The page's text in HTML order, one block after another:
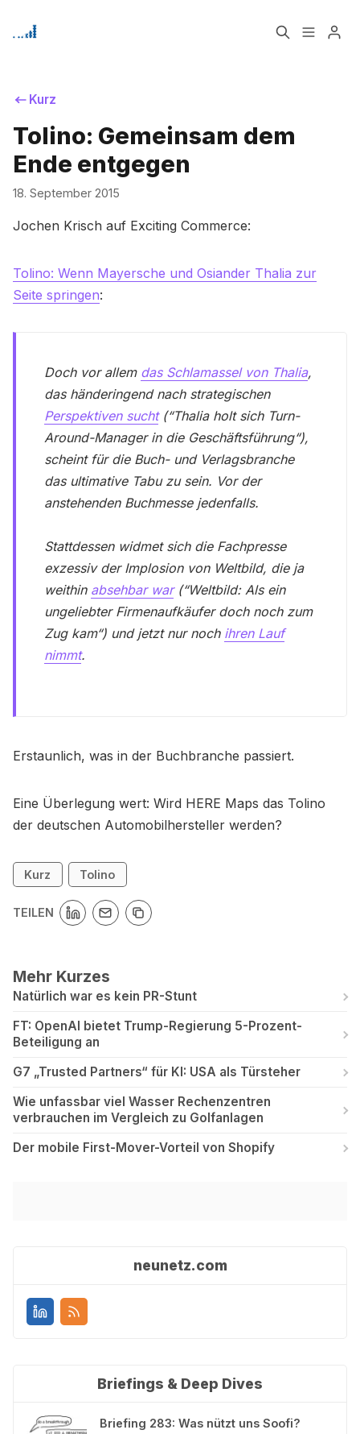
Home
Bitte geben Sie mindestens 3 Zeichen ein
Kurz
Tolino: Gemeinsam dem
Ende entgegen
18. September 2015
Jochen Krisch auf Exciting Commerce:
Tolino: Wenn Mayersche und Osiander Thalia zur
Seite springen:
Doch vor allem das Schlamassel von Thalia,
das händeringend nach strategischen
Perspektiven sucht(“Thalia holt sich Turn-
Around-Manager in die Geschäftsführung“),
scheint für die Buch- und Verlagsbranche
das ultimative Tabu zu sein. Vor der
anstehenden Buchmesse jedenfalls.
Stattdessen widmet sich die Fachpresse
exzessiv der Implosion von Weltbild, die ja
weithin absehbar war(“Weltbild: Als ein
ungeliebter Firmenaufkäufer doch noch zum
Zug kam“) und jetzt nur noch ihren Lauf
nimmt.
Erstaunlich, was in der Buchbranche passiert.
Eine Überlegung wert: Wird HERE Maps das Tolino
der deutschen Automobilhersteller werden?
Kurz Tolino
TEILEN
Mehr Kurzes
Natürlich war es kein PR-Stunt
FT: OpenAI bietet Trump-Regierung 5-Prozent-
Beteiligung an
G7 „Trusted Partners“ für KI: USA als Türsteher
Wie unfassbar viel Wasser Rechenzentren
verbrauchen im Vergleich zu Golfanlagen
Der mobile First-Mover-Vorteil von Shopify
neunetz.com
Briefings & Deep Dives
Briefing 283: Was nützt uns Soofi?